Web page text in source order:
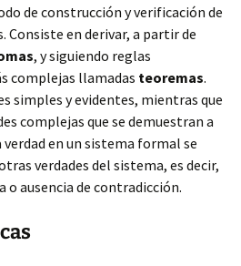
de construcción y verificación de
Consiste en derivar, a partir de
, y siguiendo reglas
complejas llamadas teoremas.
simples y evidentes, mientras que
complejas que se demuestran a
en un sistema formal se
verdades del sistema, es decir,
o ausencia de contradicción.